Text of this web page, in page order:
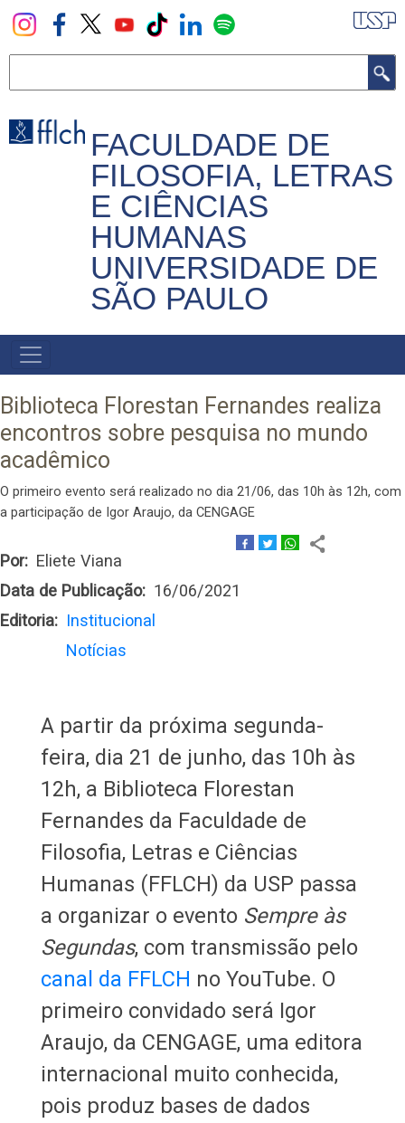
Pular
para
principal
FACULDADE DE
FILOSOFIA, LETRAS
E CIÊNCIAS
HUMANAS
UNIVERSIDADE DE
SÃO PAULO
NAVEGADOR
PRINCIPAL
Biblioteca Florestan Fernandes realiza
encontros sobre pesquisa no mundo
acadêmico
O primeiro evento será realizado no dia 21/06, das 10h às 12h, com
a participação de Igor Araujo, da CENGAGE
Por
Eliete Viana
Data de Publicação
16/06/2021
Editoria
Institucional
Notícias
A partir da próxima segunda-
feira, dia 21 de junho, das 10h às
12h, a Biblioteca Florestan
Fernandes da Faculdade de
Filosofia, Letras e Ciências
Humanas (FFLCH) da USP passa
a organizar o evento Sempre às
Segundas, com transmissão pelo
canal da FFLCH no YouTube. O
primeiro convidado será Igor
Araujo, da CENGAGE, uma editora
internacional muito conhecida,
pois produz bases de dados